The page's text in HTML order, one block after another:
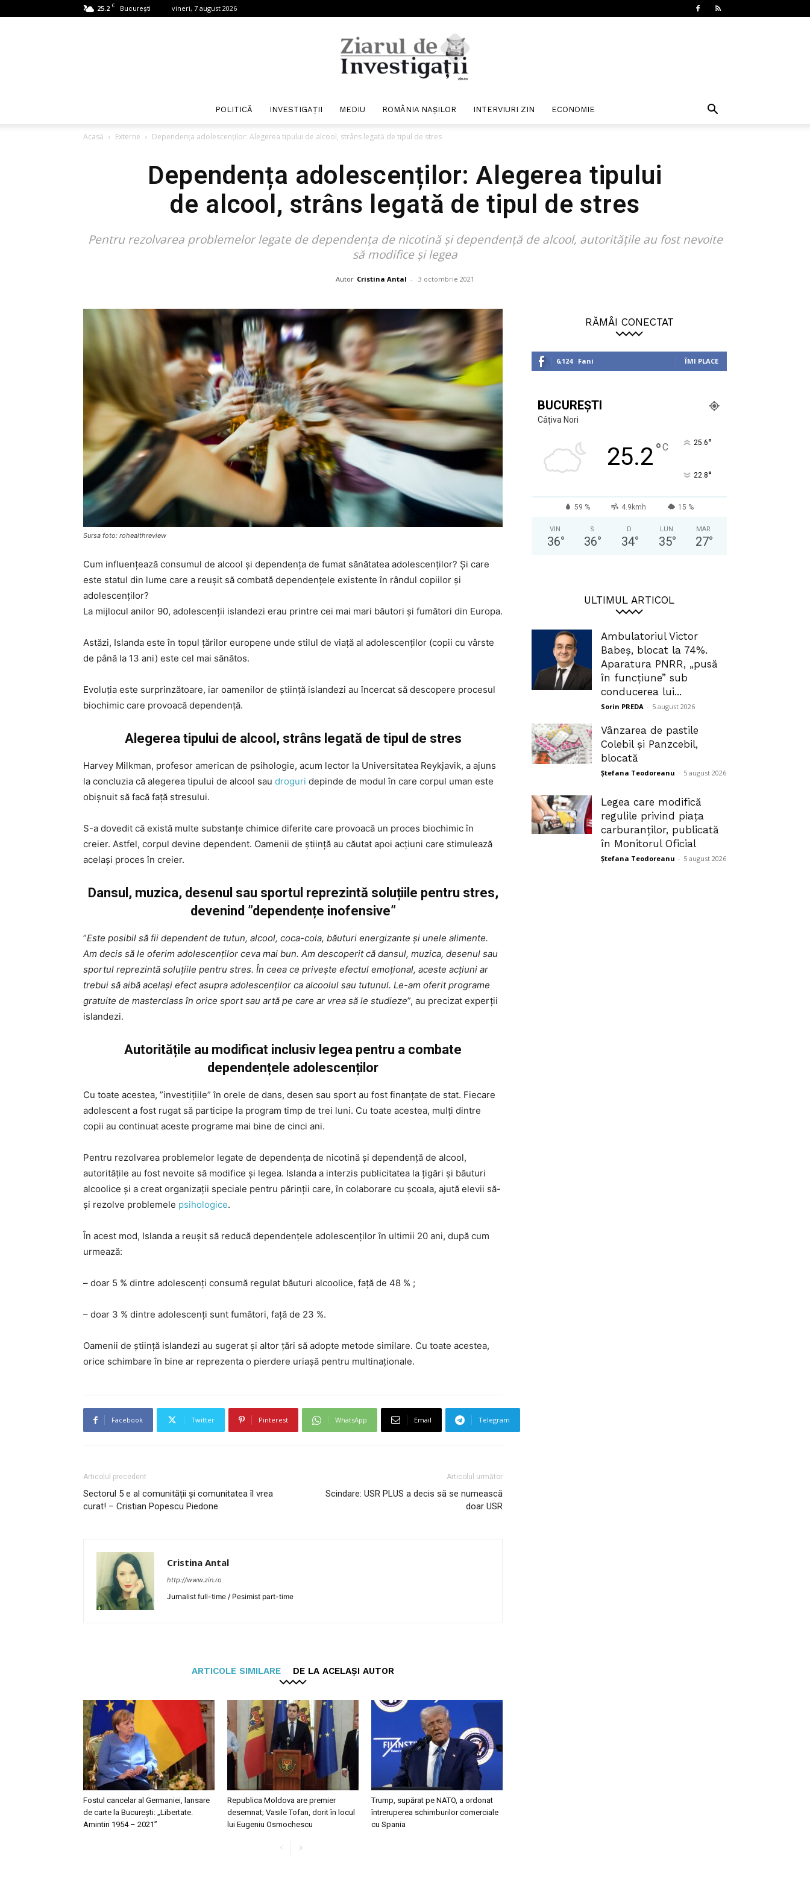
25.2 C București vineri, 7 august 2026
de
Investigații
POLITICĂ INVESTIGAȚII MEDIU ROMÂNIA NAȘILOR INTERVIURI ZIN ECONOMIE
Acasă Externe Dependența adolescenților: Alegerea tipului de alcool, strâns legată de tipul de stres
Dependența adolescenților: Alegerea tipului
de alcool, strâns legată de tipul de stres
Pentru rezolvarea problemelor legate de dependența de nicotină și dependență de alcool, autoritățile au fost nevoite
să modifice și legea
Autor Cristina Antal - 3 octombrie 2021
Sursa foto: rohealthreview
Cum influențează consumul de alcool și dependența de fumat sănătatea adolescenților? Și care
este statul din lume care a reușit să combată dependențele existente în rândul copiilor și
adolescenților?
La mijlocul anilor 90, adolescenții islandezi erau printre cei mai mari băutori și fumători din Europa.
Astăzi, Islanda este în topul țărilor europene unde stilul de viață al adolescenților (copii cu vârste
de până la 13 ani) este cel mai sănătos.
Evoluția este surprinzătoare, iar oamenilor de știință islandezi au încercat să descopere procesul
biochimic care provoacă dependență.
Alegerea tipului de alcool, strâns legată de tipul de stres
Harvey Milkman, profesor american de psihologie, acum lector la Universitatea Reykjavik, a ajuns
la concluzia că alegerea tipului de alcool sau droguri depinde de modul în care corpul uman este
obișnuit să facă față stresului.
S-a dovedit că există multe substanțe chimice diferite care provoacă un proces biochimic în
creier. Astfel, corpul devine dependent. Oamenii de știință au căutat apoi acțiuni care stimulează
același proces în creier.
Dansul, muzica, desenul sau sportul reprezintă soluțiile pentru stres,
devenind ”dependențe inofensive”
”Este posibil să fii dependent de tutun, alcool, coca-cola, băuturi energizante și unele alimente.
Am decis să le oferim adolescenților ceva mai bun. Am descoperit că dansul, muzica, desenul sau
sportul reprezintă soluțiile pentru stres. În ceea ce privește efectul emoțional, aceste acțiuni ar
trebui să aibă același efect asupra adolescenților ca alcoolul sau tutunul. Le-am oferit programe
gratuite de masterclass în orice sport sau artă pe care ar vrea să le studieze”, au precizat experții
islandezi.
Autoritățile au modificat inclusiv legea pentru a combate
dependențele adolescenților
Cu toate acestea, ”investițiile” în orele de dans, desen sau sport au fost finanțate de stat. Fiecare
adolescent a fost rugat să participe la program timp de trei luni. Cu toate acestea, mulți dintre
copii au continuat aceste programe mai bine de cinci ani.
Pentru rezolvarea problemelor legate de dependența de nicotină și dependență de alcool,
autoritățile au fost nevoite să modifice și legea. Islanda a interzis publicitatea la țigări și băuturi
alcoolice și a creat organizații speciale pentru părinții care, în colaborare cu școala, ajută elevii să-
și rezolve problemele psihologice.
În acest mod, Islanda a reușit să reducă dependențele adolescenților în ultimii 20 ani, după cum
urmează:
– doar 5 % dintre adolescenți consumă regulat băuturi alcoolice, față de 48 % ;
– doar 3 % dintre adolescenți sunt fumători, față de 23 %.
Oamenii de știință islandezi au sugerat și altor țări să adopte metode similare. Cu toate acestea,
orice schimbare în bine ar reprezenta o pierdere uriașă pentru multinaționale.
Facebook Twitter Pinterest WhatsApp Email Telegram
Articolul precedent
Sectorul 5 e al comunității și comunitatea îl vrea
curat! – Cristian Popescu Piedone
Articolul următor
Scindare: USR PLUS a decis să se numească
doar USR
Cristina Antal
http://www.zin.ro
Jurnalist full-time / Pesimist part-time
ARTICOLE SIMILARE DE LA ACELAȘI AUTOR
Fostul cancelar al Germaniei, lansare
de carte la București: „Libertate.
Amintiri 1954 – 2021”
Republica Moldova are premier
desemnat; Vasile Tofan, dorit în locul
lui Eugeniu Osmochescu
Trump, supărat pe NATO, a ordonat
întreruperea schimburilor comerciale
cu Spania
RĂMÂI CONECTAT
6,124 Fani ÎMI PLACE
BUCUREȘTI
Câțiva Nori
25.2°C 25.6°
22.8°
59 % 4.9kmh 15 %
VIN
36°
S
36°
D
34°
LUN
35°
MAR
27°
ULTIMUL ARTICOL
Ambulatoriul Victor
Babeș, blocat la 74%.
Aparatura PNRR, „pusă
în funcțiune” sub
conducerea lui...
Sorin PREDA - 5 august 2026
Vânzarea de pastile
Colebil și Panzcebil,
blocată
Ștefana Teodoreanu - 5 august 2026
Legea care modifică
regulile privind piața
carburanților, publicată
în Monitorul Oficial
Ștefana Teodoreanu - 5 august 2026